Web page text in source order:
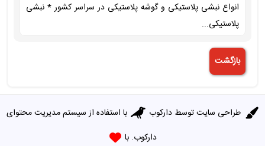
انواع نبشی پلاستیکی و گوشه پلاستیکی در سراسر کشور * نبشی
پلاستیکی...
طراحی سایت توسطدارکوب
با استفاده از سیستم مدیریت محتوای
دارکوب. با